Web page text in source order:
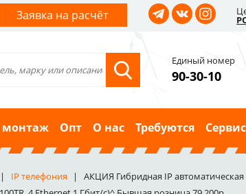
Заявка на расчёт
Единый номер
90-30-10
монтаж Опт О нас Требуются
IP телефония
АКЦИЯ Гибридная IP автоматическая